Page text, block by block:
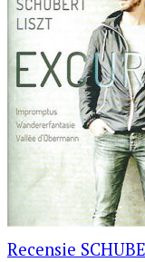
Recensie